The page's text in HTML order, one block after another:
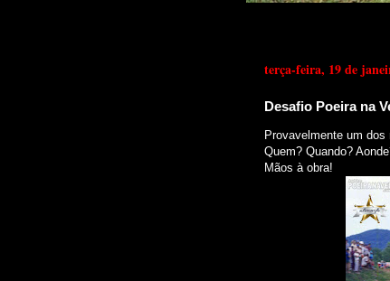
terça-feira, 19 de
Desafio Poeira na
Provavelmente um
Quem? Quando?
Mãos àobra!